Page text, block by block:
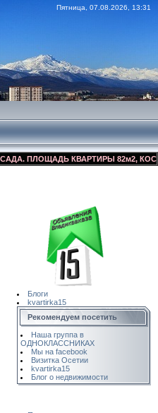
Пятница, 07.08.2026, 13:31
КВАРТИРЫ 82м2,
Блоги
kvartirka15
Рекомендуем посетить
Наша группа в
ОДНОКЛАССНИКАХ
Мы на facebook
Визитка Осетии
kvartirka15
Блог о недвижимости